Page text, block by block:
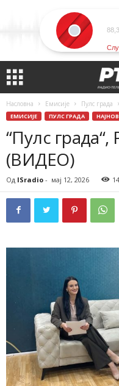
Насловна Емисије Пулс града
ЕМИСИЈЕ ПУЛС ГРАДА
“Пулс
(ВИДЕО)
Од ISradio - мај 12, 2026